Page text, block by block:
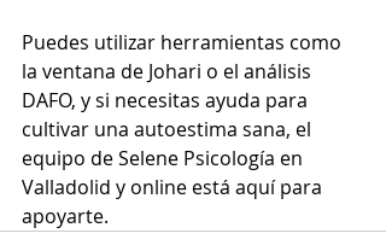
Puedes utilizar herramientas como
la ventana de Johari o el análisis
DAFO, y si necesitas ayuda para
cultivar una autoestima sana, el
equipo de Selene Psicología en
Valladolid y online está aquí para
apoyarte.